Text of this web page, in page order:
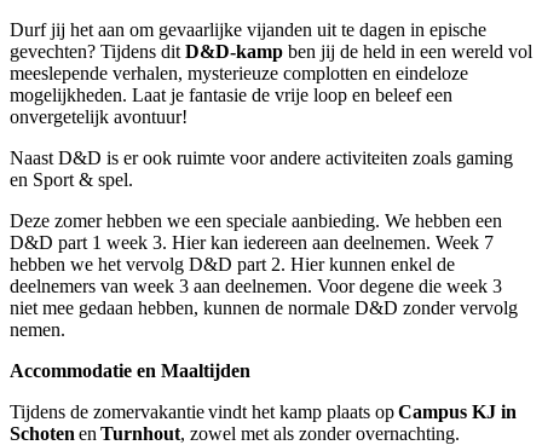
Durf jij het aan om gevaarlijke vijanden uit te dagen in epische
gevechten? Tijdens dit D&D-kamp ben jij de held in een wereld vol
meeslepende verhalen, mysterieuze complotten en eindeloze
mogelijkheden. Laat je fantasie de vrije loop en beleef een
onvergetelijk avontuur!
Naast D&D is er ook ruimte voor andere activiteiten zoals gaming
en Sport & spel.
Deze zomer hebben we een speciale aanbieding. We hebben een
D&D part 1 week 3. Hier kan iedereen aan deelnemen. Week 7
hebben we het vervolg D&D part 2. Hier kunnen enkel de
deelnemers van week 3 aan deelnemen. Voor degene die week 3
niet mee gedaan hebben, kunnen de normale D&D zonder vervolg
nemen.
Accommodatie en Maaltijden
Tijdens de zomervakantie vindt het kamp plaats opCampus KJ in
Schoten en Turnhout, zowel met als zonder overnachting.